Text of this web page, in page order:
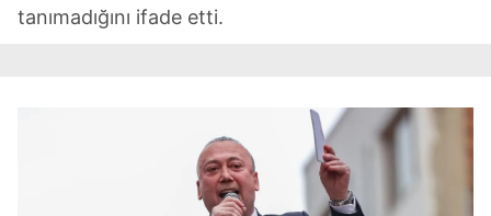
tanımadığını ifade etti.